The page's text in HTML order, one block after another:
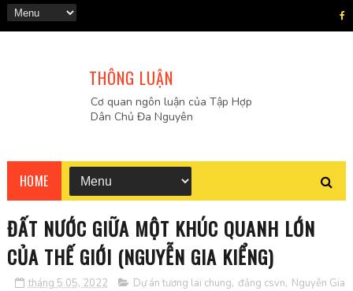
THÔNG LUẬN
Cơ quan ngôn luận của Tập Hợp
Dân Chủ Đa Nguyên
HOME
ĐẤT NƯỚC GIỮA MỘT KHÚC QUANH LỚN
CỦA THẾ GIỚI (NGUYỄN GIA KIỂNG)
tháng 5 05, 2022 Dự án tương lai chung, đảng csvn, Nguyễn Gia